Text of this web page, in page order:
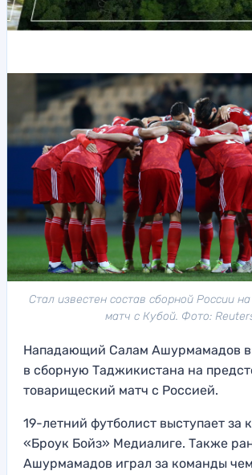
Стал известен состав сборной России
матч с Кубой. Фото:
Нападающий Салам Ашурмамадов
в сборную Таджикистана на
товарищеский матч с Россией.
19-летний футболист выступает за
«Броук Бойз» Медиалиге. Также
Ашурмамадов играл за команды